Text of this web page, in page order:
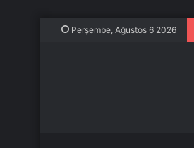
Perşembe, Ağustos 6 2026